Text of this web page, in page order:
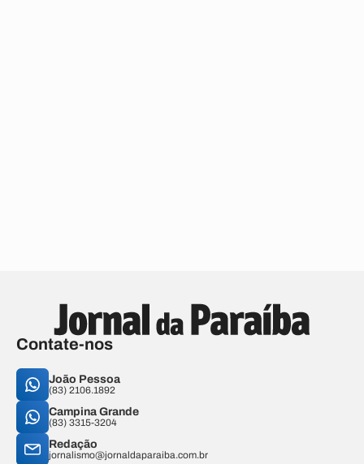
Contate-nos
João Pessoa
(83) 2106.1892
Campina Grande
(83) 3315-3204
Redação
jornalismo@jornaldaparaiba.com.br